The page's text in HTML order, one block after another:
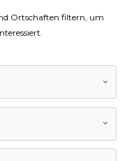
Ortschaften filtern, um